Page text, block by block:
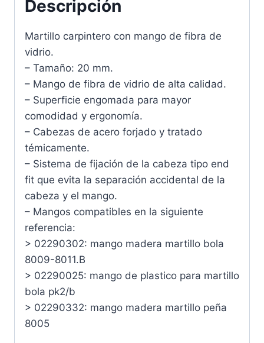
Descripción
Martillo carpintero con mango de fibra de
vidrio.
– Tamaño: 20 mm.
– Mango de fibra de vidrio de alta calidad.
– Superficie engomada para mayor
comodidad y ergonomía.
– Cabezas de acero forjado y tratado
témicamente.
– Sistema de fijación de la cabeza tipo end
fit que evita la separación accidental de la
cabeza y el mango.
– Mangos compatibles en la siguiente
referencia:
> 02290302: mango madera martillo bola
8009-8011.B
> 02290025: mango de plastico para martillo
bola pk2/b
> 02290332: mango madera martillo peña
8005